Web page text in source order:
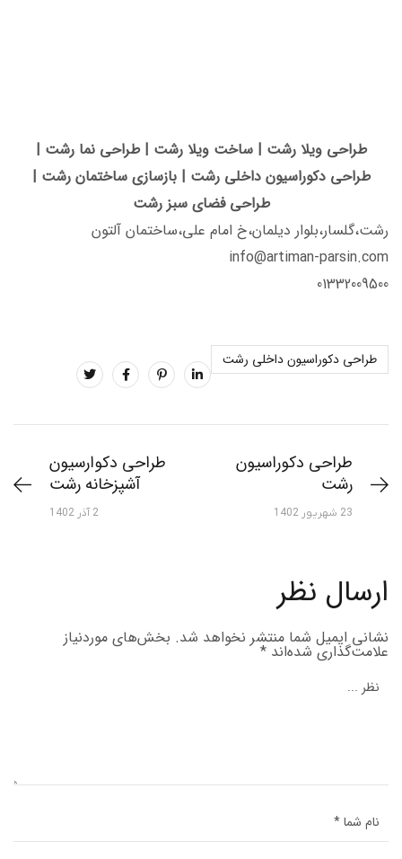
طراحی ویلا رشت | ساخت ویلا رشت | طراحی نما رشت |
طراحی دکوراسیون داخلی رشت | بازسازی ساختمان رشت |
طراحی فضای سبز رشت
رشت،گلسار،بلوار دیلمان،خ امام علی،ساختمان آلتون
info@artiman-parsin.com
01332009500
طراحی دکوراسیون داخلی رشت
طراحی دکوراسیون
رشت
23 شهریور 1402
طراحی دکوارسیون
آشپزخانه رشت
2 آذر 1402
ارسال نظر
نشانی ایمیل شما منتشر نخواهد شد. بخش‌های موردنیاز
علامت‌گذاری شده‌اند *